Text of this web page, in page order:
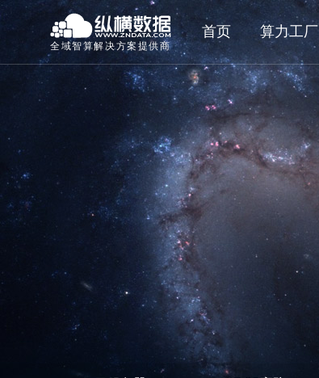
全域智算解决方案提供商
首页 算力工厂